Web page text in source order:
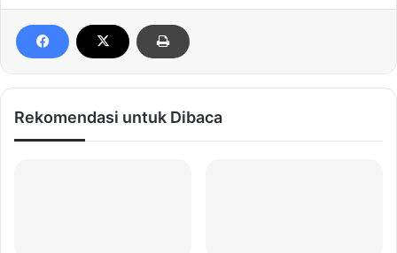
Rekomendasi untuk Dibaca